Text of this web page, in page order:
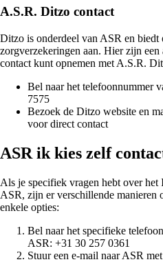
A.S.R. Ditzo contact
Ditzo is onderdeel van ASR en biedt
zorgverzekeringen aan. Hier zijn
contact kunt opnemen met A.S.R.
Bel naar het telefoonnummer
7575
Bezoek de Ditzo website en
voor direct contact
ASR ik kies zelf
Als je specifiek vragen hebt over
ASR, zijn er verschillende manieren
enkele opties:
Bel naar het specifieke
ASR: +31 30 257 0361
Stuur een e-mail naar ASR